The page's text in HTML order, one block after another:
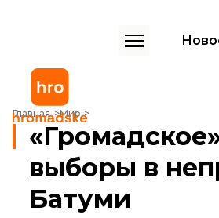
Главная Мир
«Громадское»: скандальное
выборы в
Батуми